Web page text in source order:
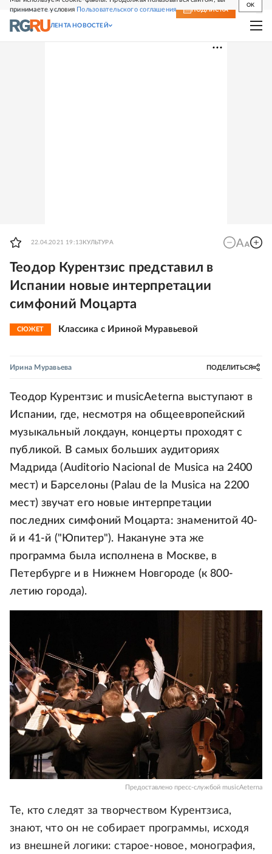
принимаете условия Пользовательского соглашения
OK
СВЕЖИЙ НОМЕР ПОДПИСКА
ЛЕНТА НОВОСТЕЙ
22.04.2021 19:13 КУЛЬТУРА
Теодор Курентзис представил в
Испании новые интерпретации
симфоний Моцарта
СЮЖЕТ Классика с Ириной Муравьевой
Ирина Муравьева ПОДЕЛИТЬСЯ
Теодор Курентзис и musicAeterna выступают в
Испании, где, несмотря на общеевропейский
музыкальный локдаун, концерты проходят с
публикой. В самых больших аудиториях
Мадрида (Auditorio Nacional de Musica на 2400
мест) и Барселоны (Palau de la Musica на 2200
мест) звучат его новые интерпретации
последних симфоний Моцарта: знаменитой 40-
й и 41-й ("Юпитер"). Накануне эта же
программа была исполнена в Москве, в
Петербурге и в Нижнем Новгороде (к 800-
летию города).
Предоставлено пресс-службой musicAeterna
Те, кто следят за творчеством Курентзиса,
знают, что он не собирает программы, исходя
из внешней логики: старое-новое, монография,